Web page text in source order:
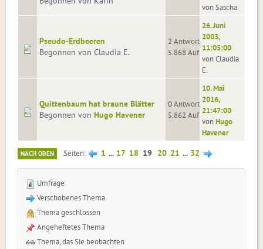
von Sascha
Pseudo-Erdbeeren
Begonnen von Claudia E.
2 Antworten
5.868 Aufrufe
26. Juni
2003,
11:05:00
von Claudia
E.
Quittenbaum hat braune Blätter
Begonnen von Hugo Havener
0 Antworten
5.862 Aufrufe
10. Mai
2016,
21:47:00
vonHugo
Havener
NACH OBEN Seiten 1 ... 17 18 19 20 21 ... 32
Umfrage
Verschobenes Thema
Thema geschlossen
Angeheftetes Thema
Thema, das Sie beobachten